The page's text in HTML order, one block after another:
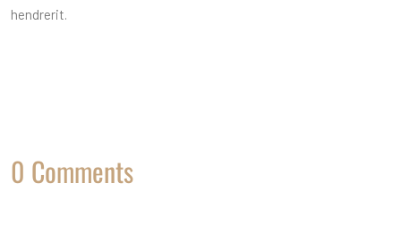
hendrerit.
0 Comments